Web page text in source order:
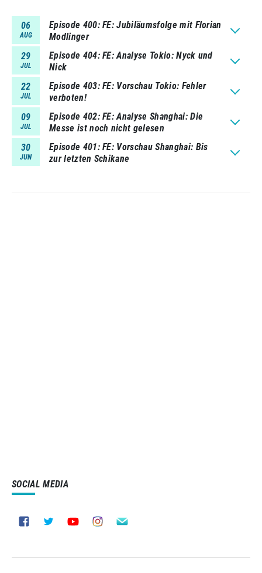
06
AUG
Episode 400 FE: Jubiläumsfolge mit Florian
Modlinger
29
JUL
Episode 404 FE: Analyse Tokio: Nyck und
Nick
22
JUL
Episode 403 FE: Vorschau Tokio: Fehler
verboten!
09
JUL
Episode 402 FE: Analyse Shanghai: Die
Messe ist noch nicht gelesen
30
JUN
Episode 401 FE: Vorschau Shanghai: Bis
zur letzten Schikane
SOCIAL MEDIA